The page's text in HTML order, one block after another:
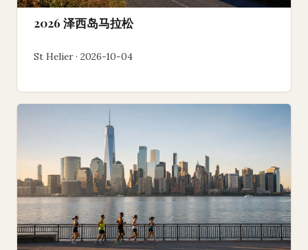
2026 泽西岛马拉松
St Helier · 2026-10-04